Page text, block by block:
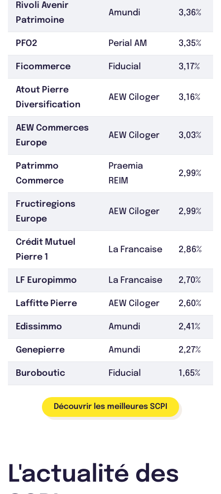
Rivoli Avenir
Patrimoine
Amundi 3,36%
PFO2 Perial AM 3,35%
Ficommerce Fiducial 3,17%
Atout Pierre
Diversification
AEW Ciloger 3,16%
AEW Commerces
Europe
AEW Ciloger 3,03%
Patrimmo
Commerce
Praemia
REIM
2,99%
Fructiregions
Europe
AEW Ciloger 2,99%
Crédit Mutuel
Pierre 1
La Francaise 2,86%
LF Europimmo La Francaise 2,70%
Laffitte Pierre AEW Ciloger 2,60%
Edissimmo Amundi 2,41%
Genepierre Amundi 2,27%
Buroboutic Fiducial 1,65%
Découvrir les meilleures SCPI
L'actualité des